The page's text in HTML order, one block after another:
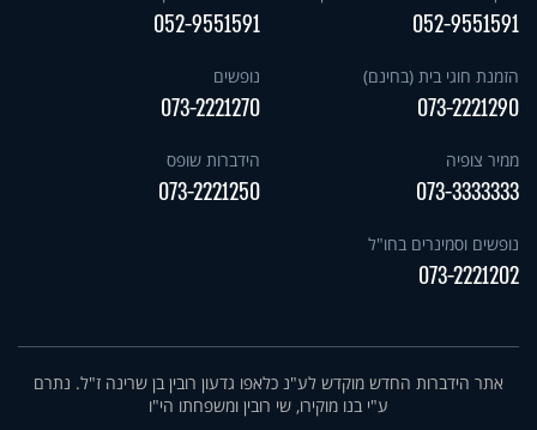
052-9551591
052-9551591
הזמנת חוגי בית (בחינם)
073-2221290
נופשים
073-2221270
ממיר צופיה
073-3333333
הידברות שופס
073-2221250
נופשים וסמינרים בחו"ל
073-2221202
אתר הידברות החדש מוקדש לע"נ כלאפו גדעון רובין בן שרינה ז"ל. נתרם
ע"י בנו מוקירו, שי רובין ומשפחתו הי"ו